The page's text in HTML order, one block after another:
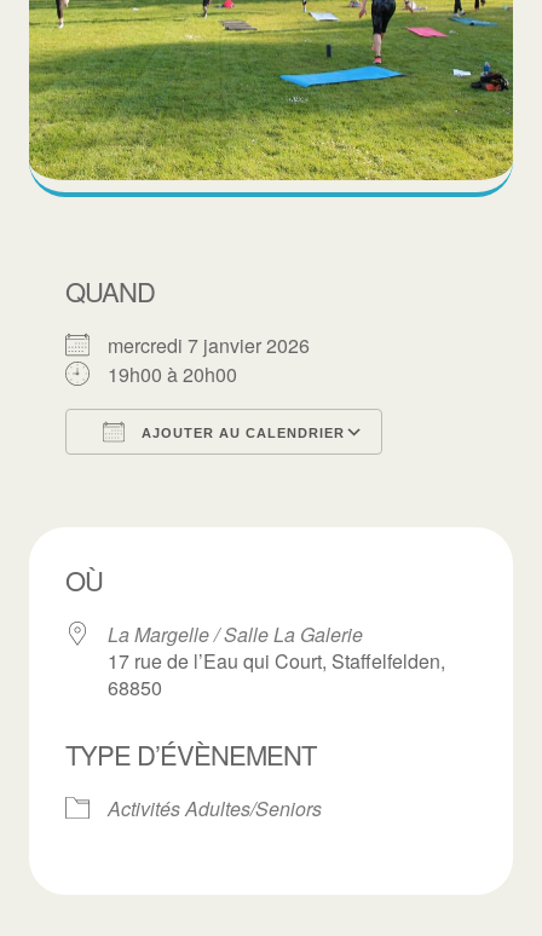
QUAND
mercredi 7 janvier 2026
19h00 à 20h00
AJOUTER AU CALENDRIER
OÙ
La Margelle / Salle La Galerie
17 rue de l’Eau qui Court, Staffelfelden,
68850
TYPE D’ÉVÈNEMENT
Activités Adultes/Seniors